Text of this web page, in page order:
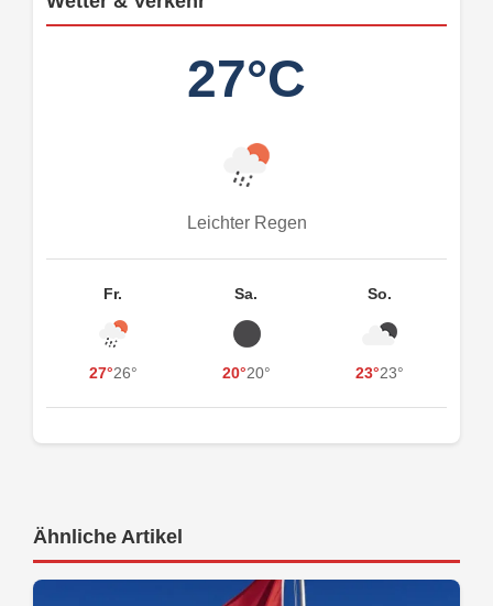
27°C
Leichter Regen
Fr.
27°26°
Sa.
20°20°
So.
23°23°
Ähnliche Artikel